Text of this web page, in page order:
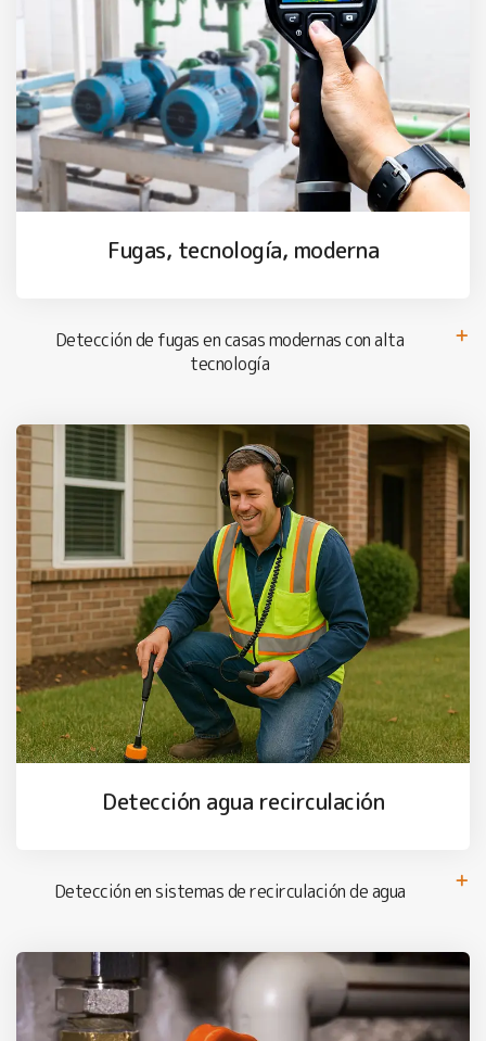
Fugas, tecnología, moderna
Detección de fugas en casas modernas con alta
tecnología
Detección agua recirculación
Detección en sistemas de recirculación de agua